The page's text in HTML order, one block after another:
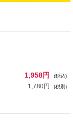
1,958円 (税込)
1,780円 (税別)